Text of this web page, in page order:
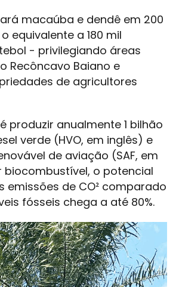
macaúba e dendê em 200
equivalente a 180 mil
- privilegiando áreas
Recôncavo Baiano e
de agricultores
produzir anualmente 1 bilhão
verde (HVO, em inglês) e
de aviação (SAF, em
biocombustível, o potencial
emissões de CO² comparado
fósseis chega a até 80%.